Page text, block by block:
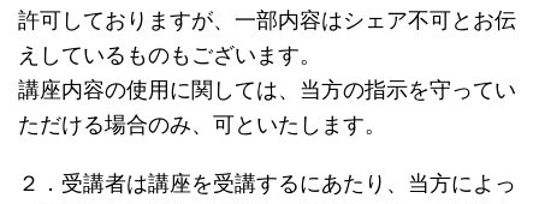
許可しておりますが、一部内容はシェア不可とお伝
えしているものもございます。
講座内容の使用に関しては、当方の指示を守ってい
ただける場合のみ、可といたします。
２．受講者は講座を受講するにあたり、当方によっ